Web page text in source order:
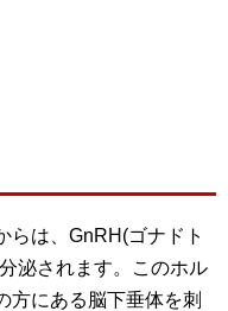
らは、GnRH(ゴナドト
泌されます。このホル
方にある脳下垂体を刺